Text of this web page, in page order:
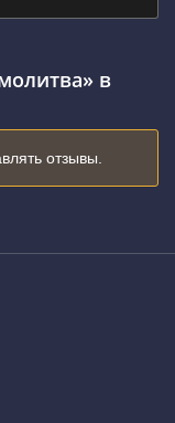
в
отзывы.